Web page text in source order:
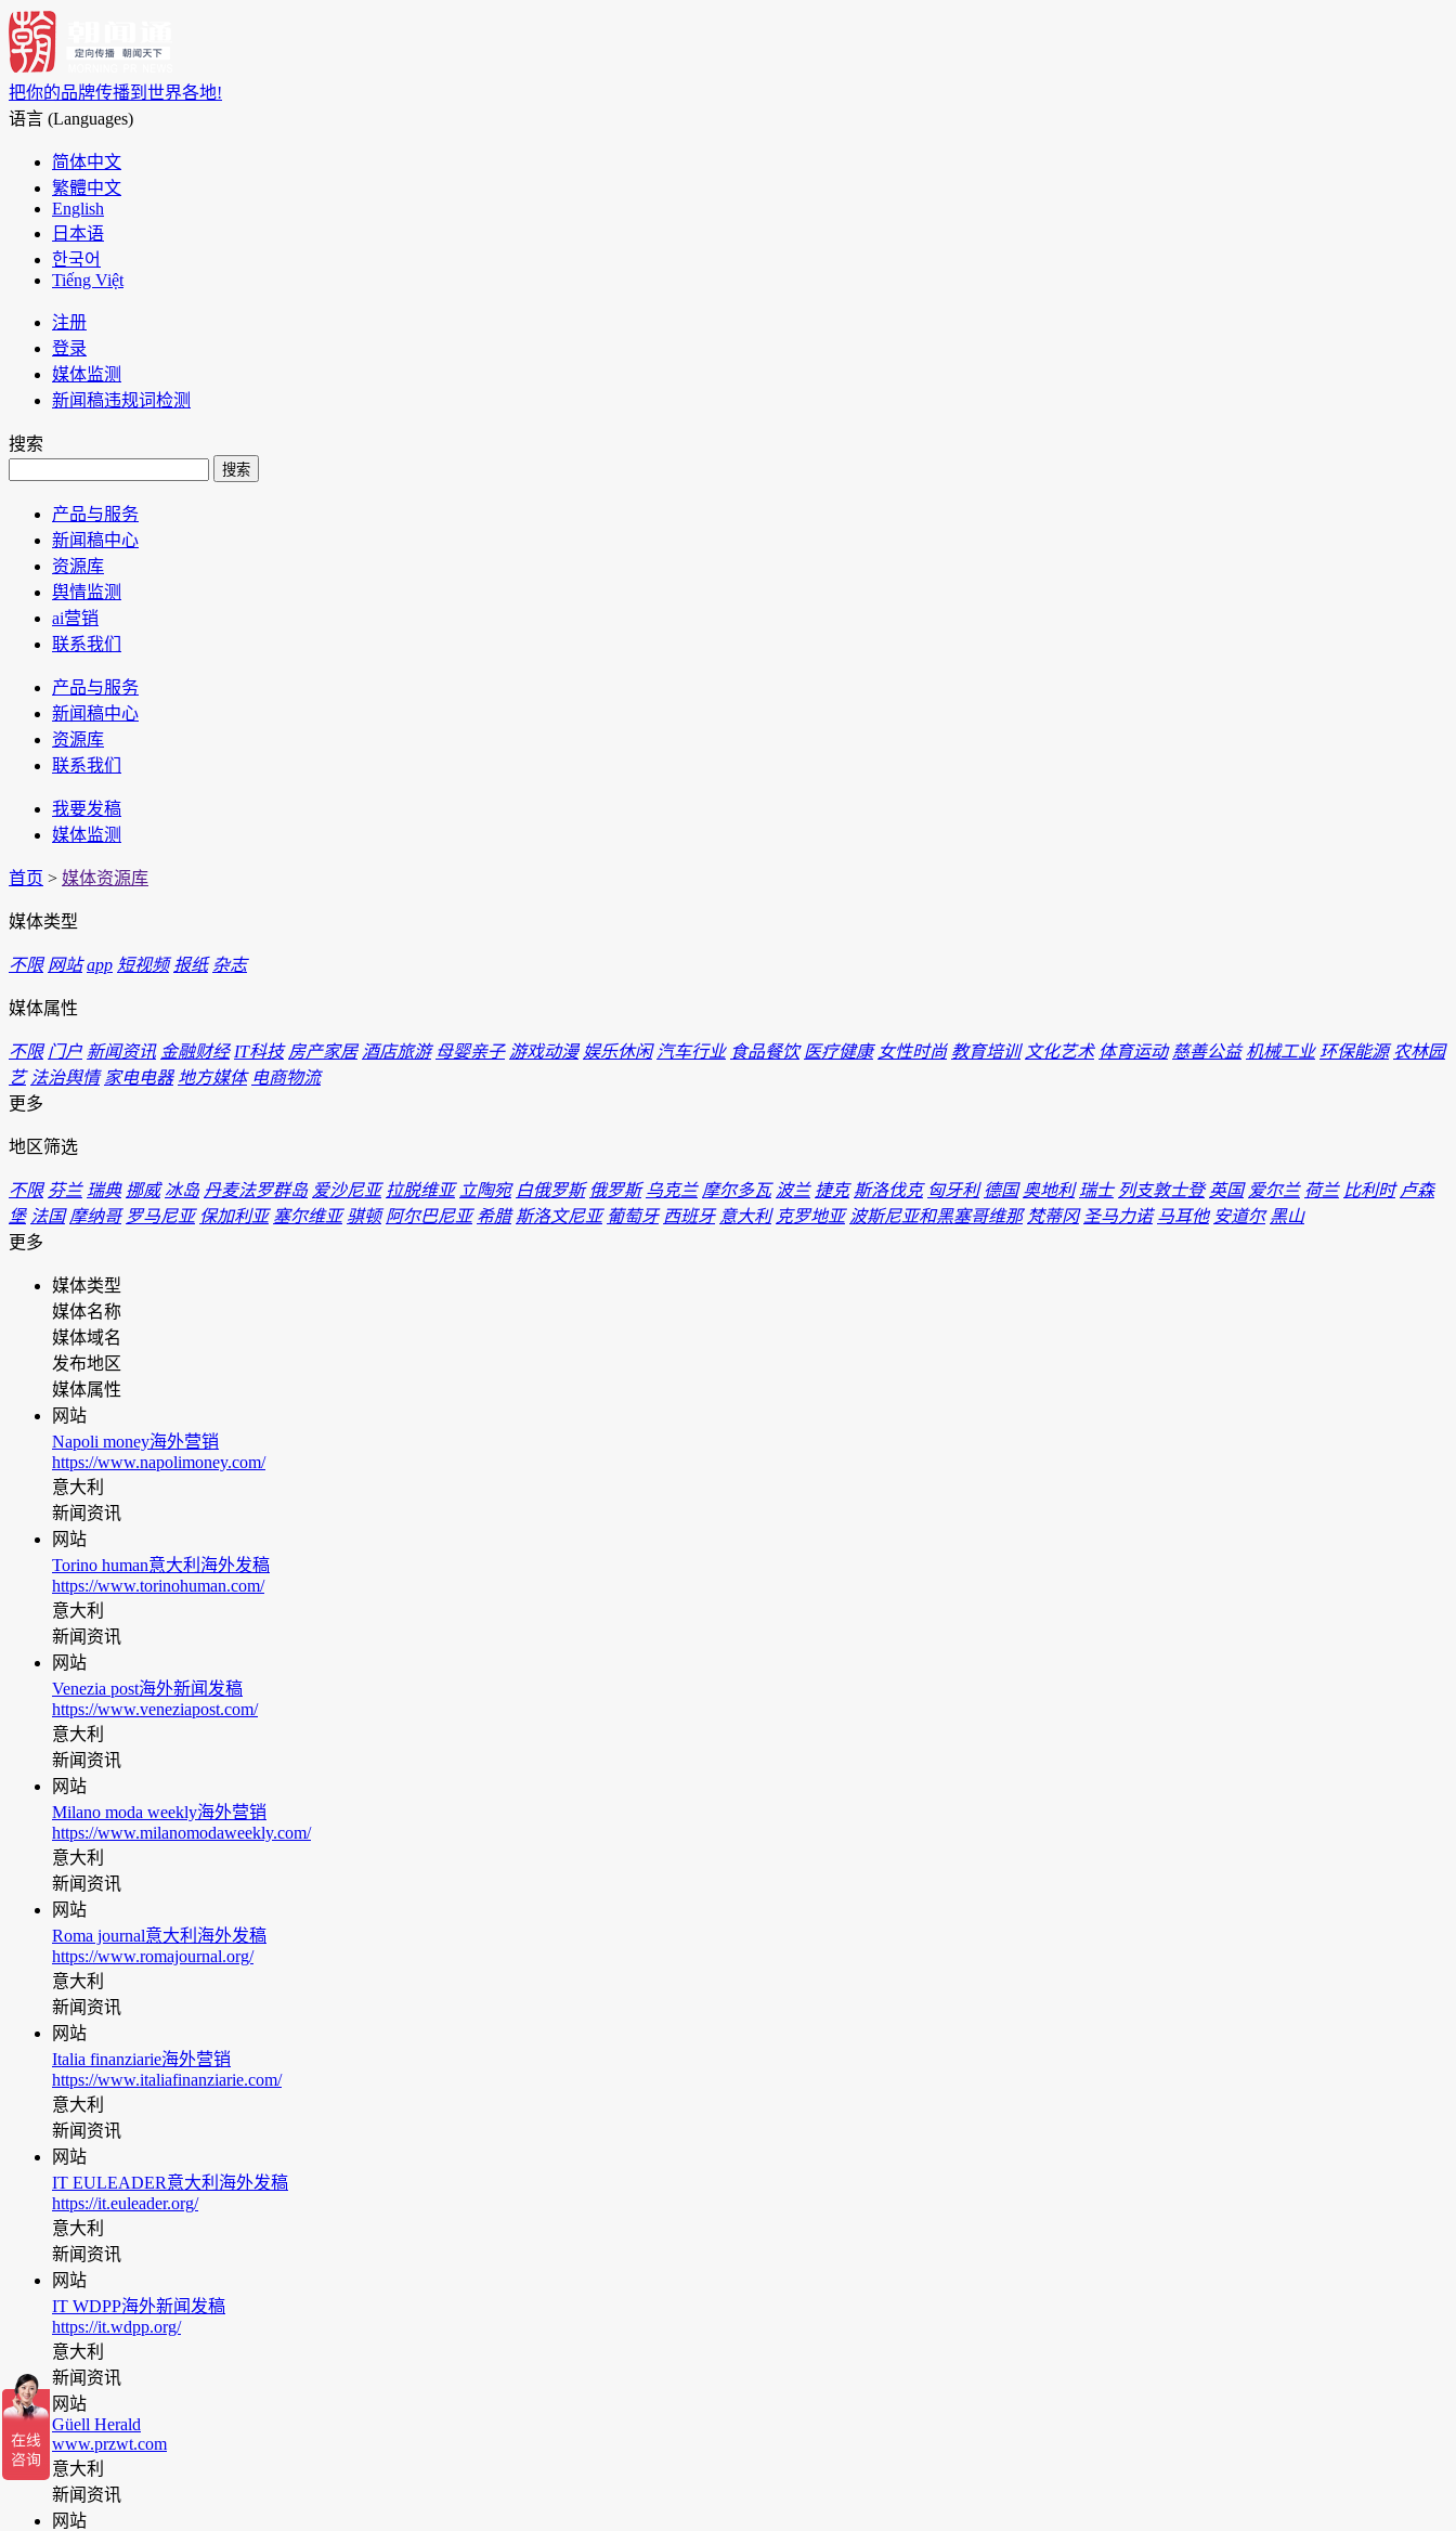
把你的品牌传播到世界各地!
语言 (Languages)
简体中文
繁體中文
English
日本语
한국어
Tiếng Việt
注册
登录
媒体监测
新闻稿违规词检测
搜索
搜索
产品与服务
新闻稿中心
资源库
舆情监测
ai营销
联系我们
产品与服务
新闻稿中心
资源库
联系我们
我要发稿
媒体监测
首页 > 媒体资源库
媒体类型
不限 网站 app 短视频 报纸 杂志
媒体属性
不限 门户 新闻资讯 金融财经 IT科技 房产家居 酒店旅游 母婴亲子 游戏动漫 娱乐休闲 汽车行业 食品餐饮 医疗健康 女性时尚 教育培训 文化艺术 体育运动 慈善公益 机械工业 环保能源 农林园
艺 法治舆情 家电电器 地方媒体 电商物流
更多
地区筛选
不限 芬兰 瑞典 挪威 冰岛 丹麦法罗群岛 爱沙尼亚 拉脱维亚 立陶宛 白俄罗斯 俄罗斯 乌克兰 摩尔多瓦 波兰 捷克 斯洛伐克 匈牙利 德国 奥地利 瑞士 列支敦士登 英国 爱尔兰 荷兰 比利时 卢森
堡 法国 摩纳哥 罗马尼亚 保加利亚 塞尔维亚 骐顿 阿尔巴尼亚 希腊 斯洛文尼亚 葡萄牙 西班牙 意大利 克罗地亚 波斯尼亚和黑塞哥维那 梵蒂冈 圣马力诺 马耳他 安道尔 黑山
更多
媒体类型
媒体名称
媒体域名
发布地区
媒体属性
网站
Napoli money海外营销
https://www.napolimoney.com/
意大利
新闻资讯
网站
Torino human意大利海外发稿
https://www.torinohuman.com/
意大利
新闻资讯
网站
Venezia post海外新闻发稿
https://www.veneziapost.com/
意大利
新闻资讯
网站
Milano moda weekly海外营销
https://www.milanomodaweekly.com/
意大利
新闻资讯
网站
Roma journal意大利海外发稿
https://www.romajournal.org/
意大利
新闻资讯
网站
Italia finanziarie海外营销
https://www.italiafinanziarie.com/
意大利
新闻资讯
网站
IT EULEADER意大利海外发稿
https://it.euleader.org/
意大利
新闻资讯
网站
IT WDPP海外新闻发稿
https://it.wdpp.org/
意大利
新闻资讯
网站
Güell Herald
www.przwt.com
意大利
新闻资讯
网站